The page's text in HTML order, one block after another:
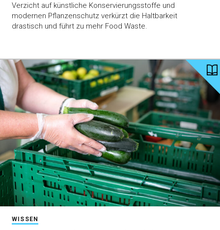
Verzicht auf künstliche Konservierungsstoffe und
modernen Pflanzenschutz verkürzt die Haltbarkeit
drastisch und führt zu mehr Food Waste.
WISSEN